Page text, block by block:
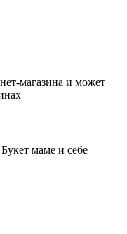
магазина и может
маме и себе